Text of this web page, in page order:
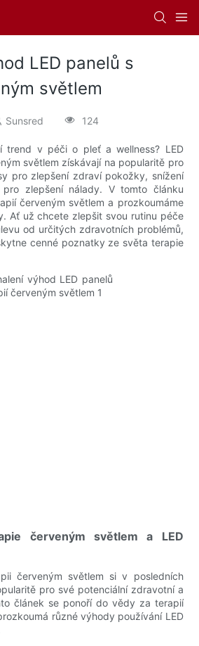
LED panelů s
světlem
Sunsred 124
trend v péči o pleť a wellness? LED
světlem získávají na popularitě pro
pro zlepšení zdraví pokožky, snížení
zlepšení nálady. V tomto článku
červeným světlem a prozkoumáme
Ať už chcete zlepšit svou rutinu péče
od určitých zdravotních problémů,
cenné poznatky ze světa terapie
červeným světlem a LED
červeným světlem si v posledních
pro své potenciální zdravotní a
článek se ponoří do vědy za terapií
různé výhody používání LED